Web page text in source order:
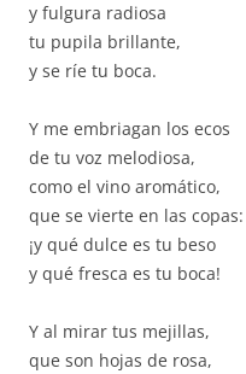
y fulgura radiosa
tu pupila brillante,
y se ríe tu boca.
Y me embriagan los ecos
de tu voz melodiosa,
como el vino aromático,
que se vierte en las copas:
¡y qué dulce es tu beso
y qué fresca es tu boca!
Y al mirar tus mejillas,
que son hojas de rosa,